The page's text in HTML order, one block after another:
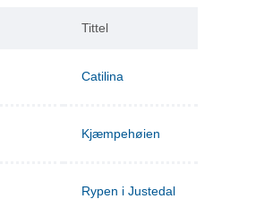
Tittel
Catilina
Kjæmpehøien
Rypen i Justedal